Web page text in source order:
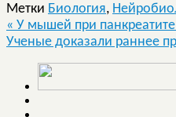
Метки Биология,
« У мышей при
Ученые доказали раннее